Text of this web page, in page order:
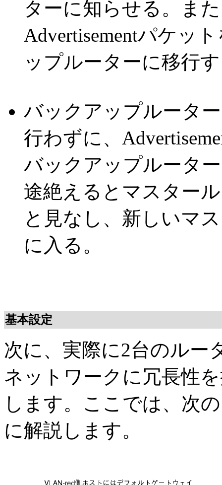
ターに知らせる。ま
Advertisementパケッ
ップルーターに移行
バックアップルータ
行わずに、
バックアップルータ
途絶えるとマスター
と見なし、新しいマ
に入る。
基本設定
次に、実際に2台のルー
ネットワークに冗長性
します。ここでは、次
に解説します。